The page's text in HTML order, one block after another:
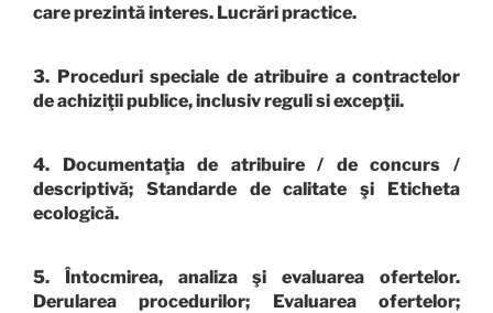
care prezintă interes. Lucrări practice.
3. Proceduri speciale de atribuire a contractelor
de achiziţii publice, inclusiv reguli si excepţii.
4. Documentaţia de atribuire / de concurs /
descriptivă; Standarde de calitate şi Eticheta
ecologică.
5. Întocmirea, analiza şi evaluarea ofertelor.
Derularea procedurilor; Evaluarea ofertelor;